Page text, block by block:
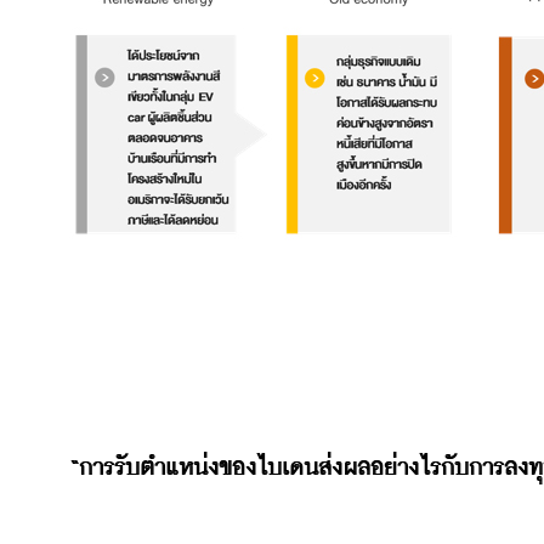
“การรับตำแหน่งของไบเดนส่งผลอย่างไรกับการลง